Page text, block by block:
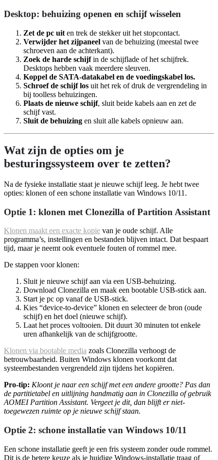
Desktop: behuizing openen en schijf wisselen
Zet de pc uit en trek de stekker uit het stopcontact.
Verwijder het zijpaneel van de behuizing (meestal twee
schroeven aan de achterkant).
Zoek de harde schijfin de schijflade of het schijfrek.
Desktops hebben vaak meerdere sleuven.
Koppel de SATA-datakabel en de voedingskabel los.
Schroef de schijf los uit het rek of druk de vergrendeling in
bij toolless behuizingen.
Plaats de nieuwe schijf, sluit beide kabels aan en zet de
schijf vast.
Sluit de behuizing en sluit alle kabels opnieuw aan.
Wat zijn de opties om je
besturingssysteem over te zetten?
Na de fysieke installatie staat je nieuwe schijf leeg. Je hebt twee
opties: klonen of een schone installatie van Windows 10/11.
Optie 1: klonen met Clonezilla of Partition Assistant
Klonen maakt een exacte kopie van je oude schijf. Alle
programma’s, instellingen en bestanden blijven intact. Dat bespaart
tijd, maar je neemt ook eventuele fouten of rommel mee.
De stappen voor klonen:
Sluit je nieuwe schijf aan via een USB-behuizing.
Download Clonezilla en maak een bootable USB-stick aan.
Start je pc op vanaf de USB-stick.
Kies “device-to-device” klonen en selecteer de bron (oude
schijf) en het doel (nieuwe schijf).
Laat het proces voltooien. Dit duurt 30 minuten tot enkele
uren afhankelijk van de schijfgrootte.
Klonen via bootable media zoals Clonezilla verhoogt de
betrouwbaarheid. Buiten Windows klonen voorkomt dat
systeembestanden vergrendeld zijn tijdens het kopiëren.
Pro-tip: Kloont je naar een schijf met een andere grootte? Pas dan
de partitietabel en uitlijning handmatig aan in Clonezilla of gebruik
AOMEI Partition Assistant. Vergeet je dit, dan blijft er niet-
toegewezen ruimte op je nieuwe schijf staan.
Optie 2: schone installatie van Windows 10/11
Een schone installatie geeft je een fris systeem zonder oude rommel.
Dit is de betere keuze als je huidige Windows-installatie traag of